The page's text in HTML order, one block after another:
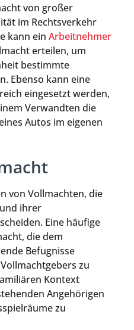
von großer
im Rechtsverkehr
kann ein Arbeitnehmer
erteilen, um
bestimmte
Ebenso kann eine
eingesetzt werden,
Verwandten die
Autos im eigenen
von Vollmachten, die
ihrer
Eine häufige
die dem
Befugnisse
zu
Kontext
Angehörigen
zu